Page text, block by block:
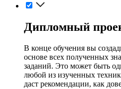
Дипломный
В конце обучения вы
основе всех полученных
заданий. Это может быть
любой из изученных
даст рекомендации, как